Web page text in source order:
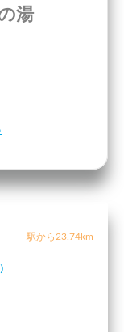
湯
駅から23.74km